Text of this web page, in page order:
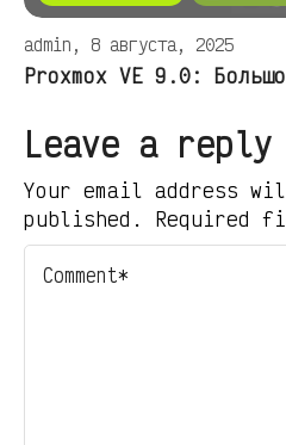
admin, 8 августа, 2025
Proxmox VE 9.0:
Leave a reply
Your email address
published. Required